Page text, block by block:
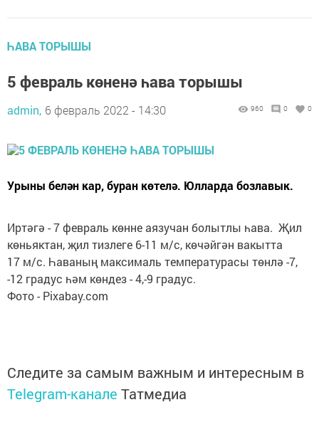
ҺАВА ТОРЫШЫ
5 февраль көненә һава торышы
admin, 6 февраль 2022 - 14:30 960 0 0
Урыны белән кар, буран көтелә. Юлларда бозлавык.
Иртәгә - 7 февраль көнне аязучан болытлы һава. Җил
көньяктан, җил тизлеге 6-11 м/с, көчәйгән вакытта
17 м/с. Һаваның максималь температурасы төнлә -7,
-12 градус һәм көндез - 4,-9 градус.
Фото - Pixabay.com
Следите за самым важным и интересным в
Telegram-канале Татмедиа